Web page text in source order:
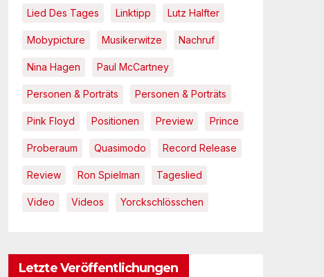
Lied Des Tages Linktipp Lutz Halfter
Mobypicture Musikerwitze Nachruf
Nina Hagen Paul McCartney
Personen & Porträts Personen & Porträts
Pink Floyd Positionen Preview Prince
Proberaum Quasimodo Record Release
Review Ron Spielman Tageslied
Video Videos Yorckschlösschen
Letzte Veröffentlichungen